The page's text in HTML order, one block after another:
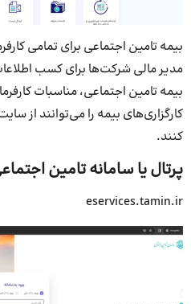
بیمه تامین اجتماعی برای تمامی
مدیر مالی شرکت‌ها برای کسب
بیمه تامین اجتماعی، مناسبات
کارگزاری‌های بیمه را می‌توانند از
کنند.
پرتال یا سامانه تامین
eservices.tamin.ir